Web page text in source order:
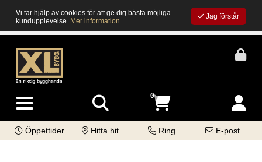
Vi tar hjälp av cookies för att ge dig bästa möjliga
kundupplevelse. Mer information
Jag förstår
0
Öppettider Hitta hit Ring E-post